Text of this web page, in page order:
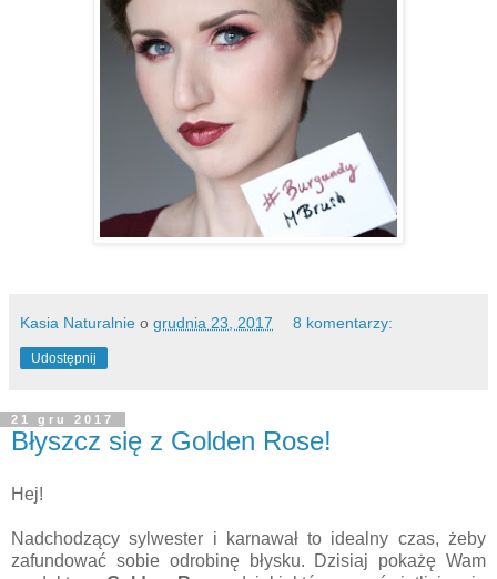
Kasia Naturalnie o grudnia 23, 2017 8 komentarzy:
Udostępnij
21 gru 2017
Błyszcz się z Golden Rose!
Hej!
Nadchodzący sylwester i karnawał to idealny czas, żeby
zafundować sobie odrobinę błysku. Dzisiaj pokażę Wam